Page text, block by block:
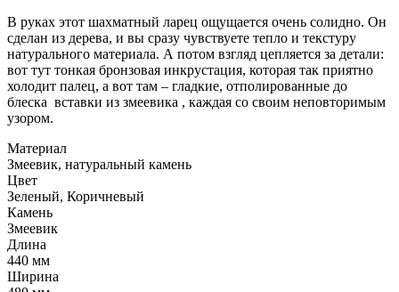
В руках этот шахматный ларец ощущается очень солидно. Он
сделан из дерева, и вы сразу чувствуете тепло и текстуру
натурального материала. А потом взгляд цепляется за детали:
вот тут тонкая бронзовая инкрустация, которая так приятно
холодит палец, а вот там – гладкие, отполированные до
блеска вставки из змеевика , каждая со своим неповторимым
узором.
Материал
Змеевик, натуральный камень
Цвет
Зеленый, Коричневый
Камень
Змеевик
Длина
440 мм
Ширина